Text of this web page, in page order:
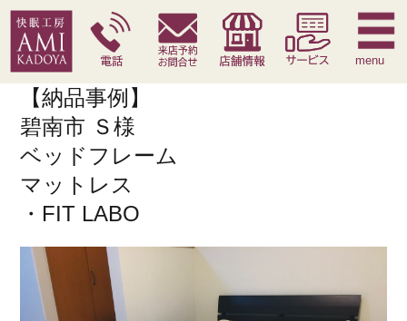
快眠枕 腰痛対策寝具 季節寝具 サービス
menu
【納品事例】
碧南市 Ｓ様
ベッドフレーム
マットレス
・FIT LABO